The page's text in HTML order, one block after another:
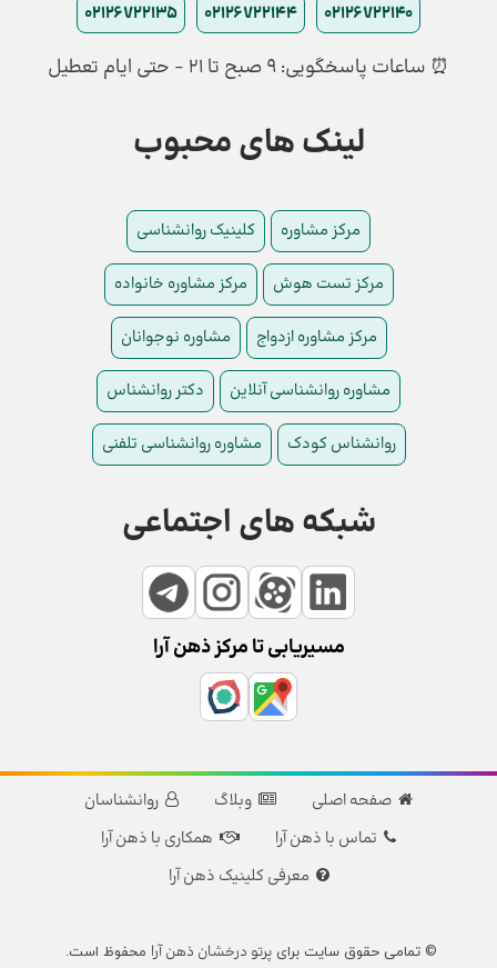
02126722140
02126722144
02126722135
⏰ ساعات پاسخگویی: ۹ صبح تا ۲۱ - حتی ایام تعطیل
لینک های محبوب
مرکز مشاوره کلینیک روانشناسی
مرکز تست هوش مرکز مشاوره خانواده
مرکز مشاوره ازدواج مشاوره نوجوانان
مشاوره روانشناسی آنلاین دکتر روانشناس
روانشناس کودک مشاوره روانشناسی تلفنی
شبکه های اجتماعی
مسیریابی تا مرکز ذهن آرا
صفحه اصلی وبلاگ
روانشناسان
تماس با ذهن آرا
همکاری با ذهن آرا
معرفی کلینیک ذهن آرا
© تمامی حقوق سایت برایپرتو درخشان ذهن آرا محفوظ است.